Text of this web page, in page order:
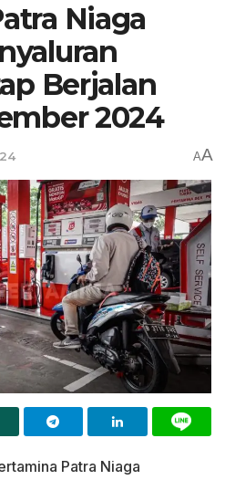
Niaga
Berjalan
2024
AA
Patra Niaga